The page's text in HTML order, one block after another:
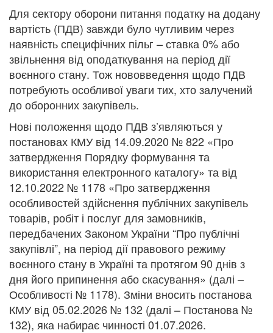
Для сектору оборони питання податку на додану
вартість (ПДВ) завжди було чутливим через
наявність специфічних пільг – ставка 0% або
звільнення від оподаткування на період дії
воєнного стану. Тож нововведення щодо ПДВ
потребують особливої уваги тих, хто залучений
до оборонних закупівель.
Нові положення щодо ПДВ з’являються у
постановах КМУ від 14.09.2020 № 822 «Про
затвердження Порядку формування та
використання електронного каталогу» та від
12.10.2022 № 1178 «Про затвердження
особливостей здійснення публічних закупівель
товарів, робіт і послуг для замовників,
передбачених Законом України “Про публічні
закупівлі”, на період дії правового режиму
воєнного стану в Україні та протягом 90 днів з
дня його припинення або скасування» (далі –
Особливості № 1178). Зміни вносить постанова
КМУ від 05.02.2026 № 132 (далі – Постанова №
132), яка набирає чинності 01.07.2026.